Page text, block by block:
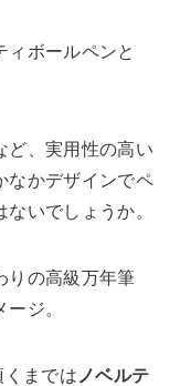
ィボールペンと
ど、実用性の高い
なかデザインでペ
いでしょうか。
りの高級万年筆
ジ。
までは ノベルテ